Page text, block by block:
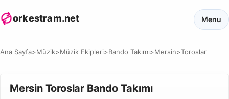
orkestram.net Menu
Ana Sayfa>Müzik>Müzik Ekipleri>Bando Takımı>Mersin>Toroslar
Mersin Toroslar Bando Takımı